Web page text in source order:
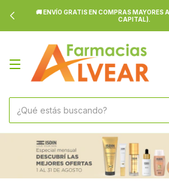
🚚 ENVÍO GRATIS EN COMPRAS MAYORES
CAPITAL).